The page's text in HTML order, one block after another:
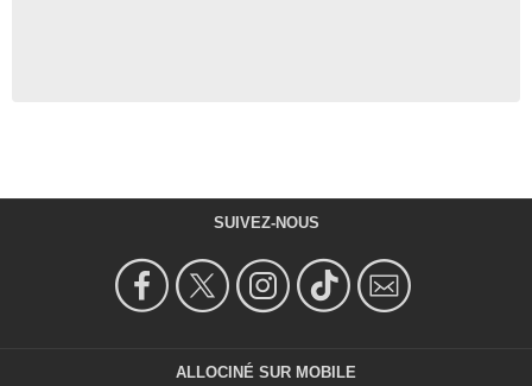
SUIVEZ-NOUS
ALLOCINÉ SUR MOBILE